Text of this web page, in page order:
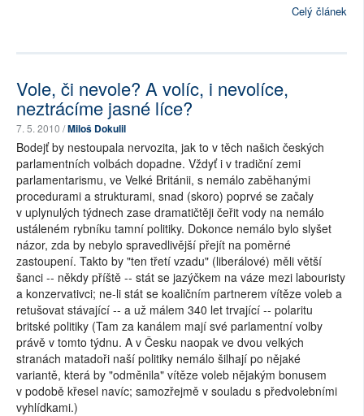
Celý článek
Vole, či nevole? A volíc, i nevolíce,
neztrácíme jasné líce?
7. 5. 2010 /Miloš Dokulil
Bodejť by nestoupala nervozita, jak to v těch našich českých
parlamentních volbách dopadne. Vždyť i v tradiční zemi
parlamentarismu, ve Velké Británii, s nemálo zaběhanými
procedurami a strukturami, snad (skoro) poprvé se začaly
v uplynulých týdnech zase dramatičtěji čeřit vody na nemálo
ustáleném rybníku tamní politiky. Dokonce nemálo bylo slyšet
názor, zda by nebylo spravedlivější přejít na poměrné
zastoupení. Takto by "ten třetí vzadu" (liberálové) měli větší
šanci -- někdy příště -- stát se jazýčkem na váze mezi labouristy
a konzervativci; ne-li stát se koaličním partnerem vítěze voleb a
retušovat stávající -- a už málem 340 let trvající -- polaritu
britské politiky (Tam za kanálem mají své parlamentní volby
právě v tomto týdnu. A v Česku naopak ve dvou velkých
stranách matadoři naší politiky nemálo šilhají po nějaké
variantě, která by "odměnila" vítěze voleb nějakým bonusem
v podobě křesel navíc; samozřejmě v souladu s předvolebními
vyhlídkami.)